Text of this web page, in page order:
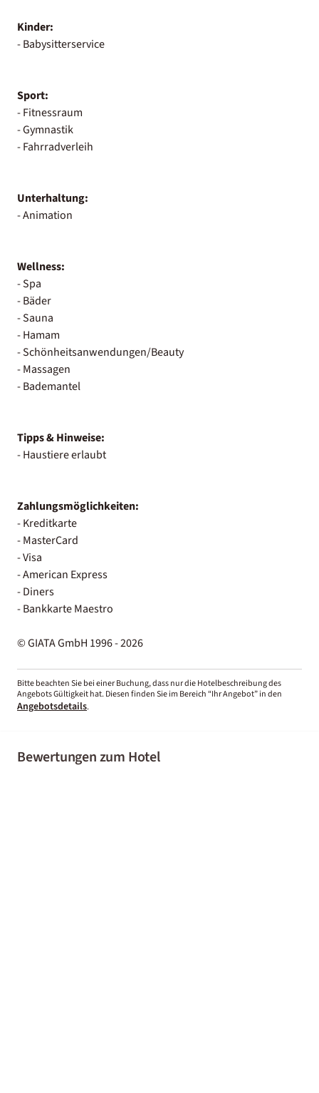
Kinder:
- Babysitterservice
Sport:
- Fitnessraum
- Gymnastik
- Fahrradverleih
Unterhaltung:
- Animation
Wellness:
- Spa
- Bäder
- Sauna
- Hamam
- Schönheitsanwendungen/Beauty
- Massagen
- Bademantel
Tipps & Hinweise:
- Haustiere erlaubt
Zahlungsmöglichkeiten:
- Kreditkarte
- MasterCard
- Visa
- American Express
- Diners
- Bankkarte Maestro
© GIATA GmbH 1996 - 2026
Bitte beachten Sie bei einer Buchung, dass nur die Hotelbeschreibung des
Angebots Gültigkeit hat. Diesen finden Sie im Bereich “Ihr Angebot” in den
Angebotsdetails.
Bewertungen zum Hotel